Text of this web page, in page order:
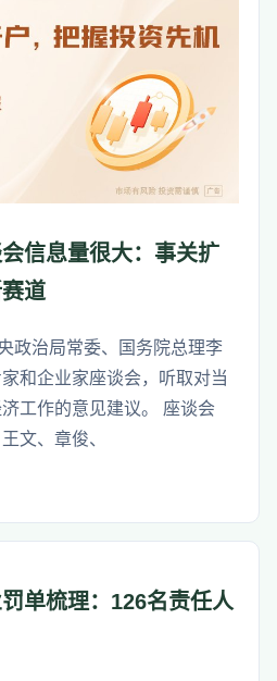
信息量很大：事关扩
道
政治局常委、国务院总理李
和企业家座谈会，听取对当
工作的意见建议。 座谈会
文、章俊、
单梳理：126名责任人